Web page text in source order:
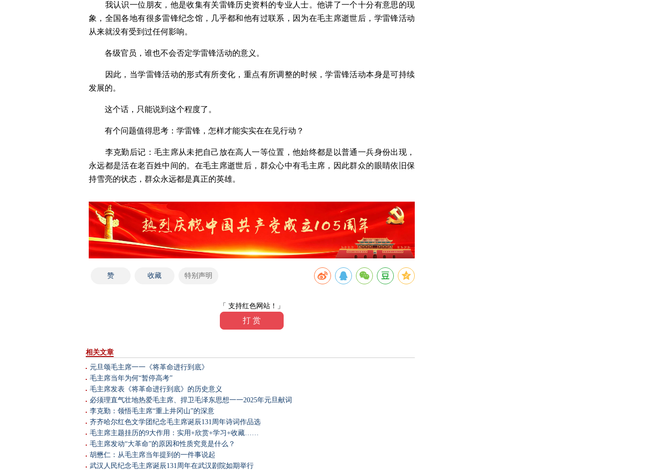
我认识一位朋友，他是收集有关雷锋历史资料的专业人士。他讲了一个十分有意思的现
象，全国各地有很多雷锋纪念馆，几乎都和他有过联系，因为在毛主席逝世后，学雷锋活动
从来就没有受到过任何影响。
各级官员，谁也不会否定学雷锋活动的意义。
因此，当学雷锋活动的形式有所变化，重点有所调整的时候，学雷锋活动本身是可持续
发展的。
这个话，只能说到这个程度了。
有个问题值得思考：学雷锋，怎样才能实实在在见行动？
李克勤后记：毛主席从未把自己放在高人一等位置，他始终都是以普通一兵身份出现，
永远都是活在老百姓中间的。在毛主席逝世后，群众心中有毛主席，因此群众的眼睛依旧保
持雪亮的状态，群众永远都是真正的英雄。
赞 收藏 特别声明
「 支持红色网站！」
打 赏
相关文章
元旦颂毛主席一一《将革命进行到底》
毛主席当年为何“暂停高考”
毛主席发表《将革命进行到底》的历史意义
必须理直气壮地热爱毛主席、捍卫毛泽东思想一一2025年元旦献词
李克勤：领悟毛主席“重上井冈山”的深意
齐齐哈尔红色文学团纪念毛主席诞辰131周年诗词作品选
毛主席主题挂历的9大作用：实用+欣赏+学习+收藏……
毛主席发动“大革命”的原因和性质究竟是什么？
胡懋仁：从毛主席当年提到的一件事说起
武汉人民纪念毛主席诞辰131周年在武汉剧院如期举行